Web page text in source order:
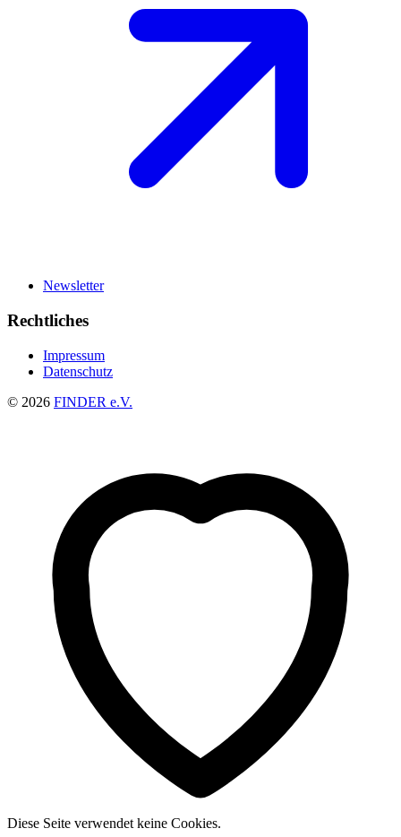
Newsletter
Rechtliches
Impressum
Datenschutz
© 2026 FINDER e.V.
Diese Seite verwendet keine Cookies.